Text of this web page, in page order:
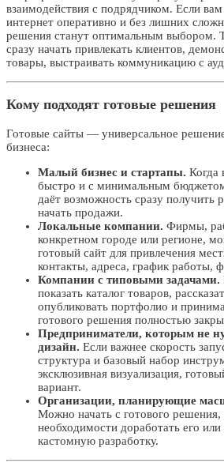
взаимодействия с подрядчиком. Если
интернет оперативно и без лишних
решения станут оптимальным выбором.
сразу начать привлекать клиентов,
товары, выстраивать коммуникацию с
Кому подходят готовые решения
Готовые сайты — универсальное
бизнеса:
Малый бизнес и стартапы. Когда
быстро и с минимальным
даёт возможность сразу получить
начать продажи.
Локальные компании. Фирмы,
конкретном городе или регионе,
готовый сайт для привлечения
контакты, адреса, график работы,
Компании с типовыми задачами.
показать каталог товаров,
опубликовать портфолио и
готового решения полностью
Предприниматели, которым не
дизайн. Если важнее скорость
структура и базовый набор
эксклюзивная визуализация,
вариант.
Организации, планирующие
Можно начать с готового решения,
необходимости доработать его или
кастомную разработку.